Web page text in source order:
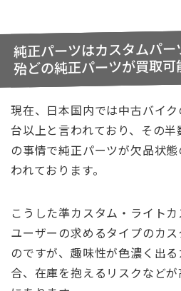
純正パーツはカスタムパー
殆どの純正パーツが買取可
現在、日本国内では中古バイ
台以上と言われており、その
の事情で純正パーツが欠品状
われております。
こうした準カスタム・ライトカ
ユーザーの求めるタイプのカ
のですが、趣味性が色濃く出
合、在庫を抱えるリスクなど